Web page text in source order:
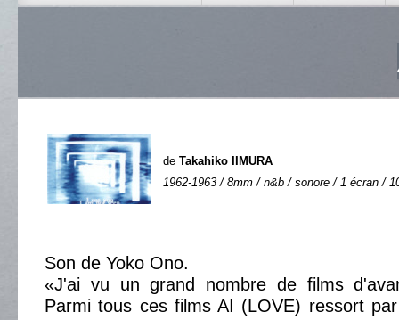
de Takahiko IIMURA
1962-1963 / 8mm / n&b / sonore / 1 écran /
Son de Yoko Ono.
«J'ai vu un grand nombre de films
Parmi tous ces films AI (LOVE) ressort